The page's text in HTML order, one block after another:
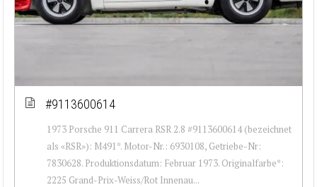
#9113600614
1973 Porsche 911 Carrera RSR 2.8 #9113600614 (bezeichnet
als «RSR»): M491*. Motor-Nr.: 6930108, Getriebe-Nr:
7830628. Produktionsdatum: Februar 1973. Originalfarbe*:
2225 Grand-Prix-Weiss/Rot Innenau...